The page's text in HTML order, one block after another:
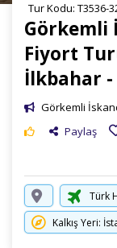
Tur Kodu: T3536-
Görkemli
Fiyort
İlkbahar -
Görkemli
Paylaş
Türk
Kalkış Yeri: